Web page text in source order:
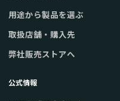
用途から製品を選ぶ
取扱店舗・購入先
弊社販売ストアへ
公式情報